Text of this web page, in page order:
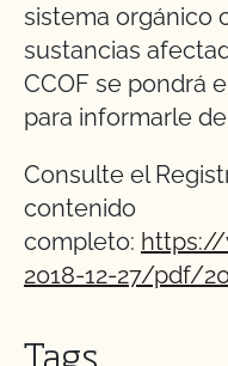
sistema orgánico
sustancias
CCOF se pondrá
para informarle
Consulte el
contenido
completo:
2018-12-27/pdf/